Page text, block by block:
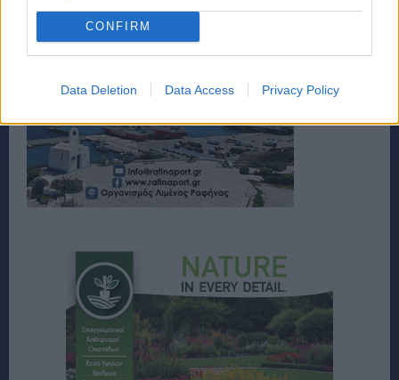
CONFIRM
Data Deletion Data Access Privacy Policy